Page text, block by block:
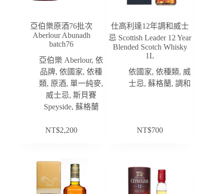
亞伯樂原酒76批次
Aberlour Abunadh
batch76
亞伯樂 Aberlour,依
品牌,依國家,依種
類, 原酒, 單一純麥,
威士忌,斯貝賽
Speyside, 蘇格蘭
NT$2,200
仕高利達12年調和威士
忌 Scottish Leader 12 Year
Blended Scotch Whisky
1L
依國家,依種類, 威
士忌,蘇格蘭,調和
NT$700